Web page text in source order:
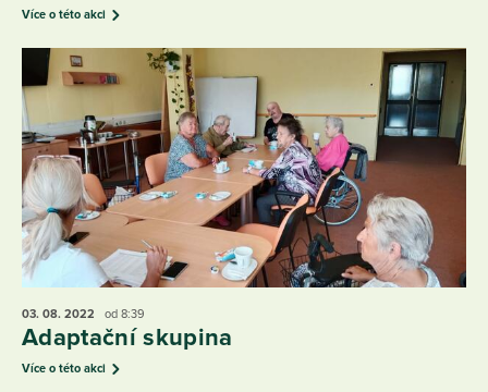
Více o této akci
03. 08. 2022 od 8:39
Adaptační skupina
Více o této akci